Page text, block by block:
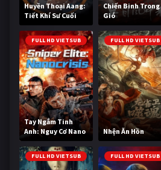
Huyền Thoại Aang:
Tiết Khí Sư Cuối
Cùng
Chiến Binh Trong
Gió
FULL HD VIETSUB
Tay Ngắm Tinh
Anh: Nguy Cơ Nano
FULL HD VIETSUB
Nhện Ăn Hồn
FULL HD VIETSUB FULL HD VIETSUB